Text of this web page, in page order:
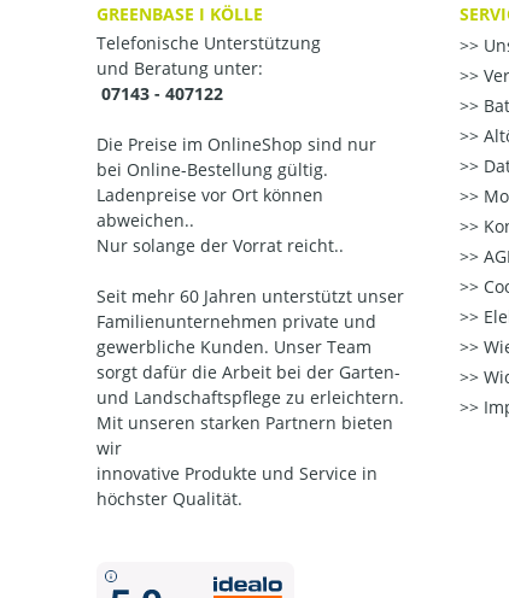
GREENBASE I KÖLLE
Telefonische Unterstützung
und Beratung unter:
07143 - 407122
Die Preise im OnlineShop sind nur
bei Online-Bestellung gültig.
Ladenpreise vor Ort können
abweichen..
Nur solange der Vorrat reicht..
Seit mehr 60 Jahren unterstützt unser
Familienunternehmen private und
gewerbliche Kunden. Unser Team
sorgt dafür die Arbeit bei der Garten-
und Landschaftspflege zu erleichtern.
Mit unseren starken Partnern bieten
wir
innovative Produkte und Service in
höchster Qualität.